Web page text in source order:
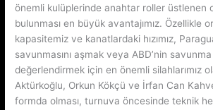
önemli kulüplerinde anahtar roller üstlenen
bulunması en büyük avantajımız. Özellikle
kapasitemiz ve kanatlardaki hızımız,
savunmasını aşmak veya ABD’nin savunma
değerlendirmek için en önemli silahlarımız
Aktürkoğlu, Orkun Kökçü ve İrfan Can
formda olması, turnuva öncesinde teknik